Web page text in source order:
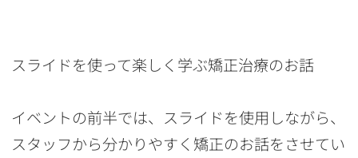
スライドを使って楽しく学ぶ矯正治療のお話
イベントの前半では、スライドを使用しながら、
スタッフから分かりやすく矯正のお話をさせてい